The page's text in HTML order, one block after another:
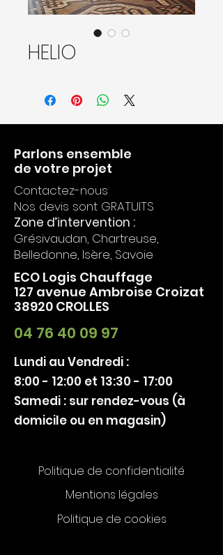
HELIO
Parlons ensemble
de votre projet
Contactez-nous
Nos devis sont GRATUITS
Zone d’intervention :
Grésivaudan, Chartreuse,
Belledonne, Isère, Savoie
ECO Logis Chauffage
127 avenue Ambroise Croizat
38920 CROLLES
04 76 40 09 97
Lundi au Vendredi :
8:00 - 12:00 et 13:30 - 17:00
Samedi : sur rendez-vous (à
domicile ou en magasin)
Politique de confidentialité
Mentions légales
Politique de cookies